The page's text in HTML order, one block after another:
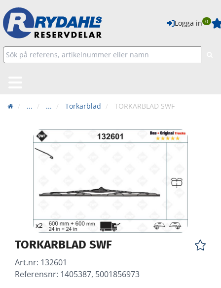
Logga in 0
... ... Torkarblad TORKARBLAD SWF
TORKARBLAD SWF
Art.nr: 132601
Referensnr: 1405387, 5001856973